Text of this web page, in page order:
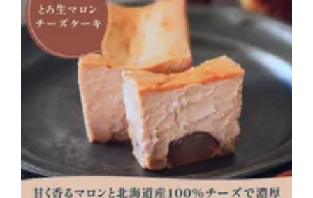
とろ生 まとめ買いお得
セット
お中元
紅茶toroaTea
焼き菓子
メルマガ会員様限定
toroa夏のアウトレッ
濃抹茶とろ生ガトーシ
ョコラ
とろ生シュー
クッキー缶
紅茶toroaTeaギフト
お誕生日セット
手さげ袋